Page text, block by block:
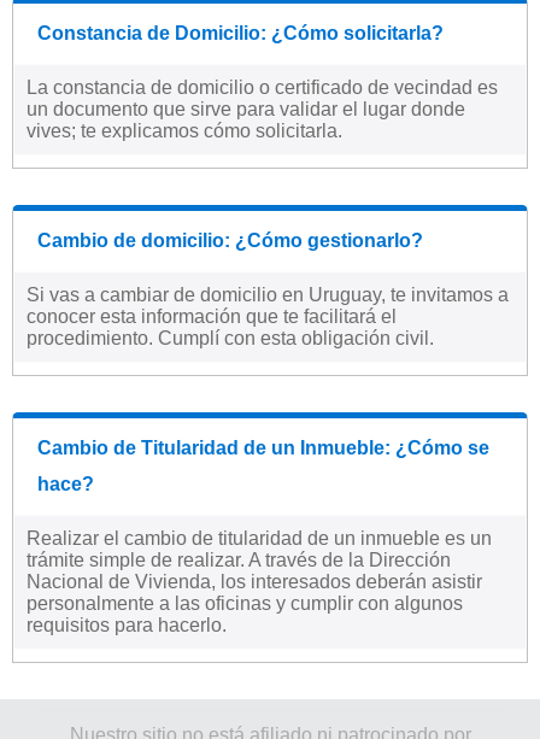
Constancia de Domicilio: ¿Cómo solicitarla?
La constancia de domicilio o certificado de vecindad es
un documento que sirve para validar el lugar donde
vives; te explicamos cómo solicitarla.
Cambio de domicilio: ¿Cómo gestionarlo?
Si vas a cambiar de domicilio en Uruguay, te invitamos a
conocer esta información que te facilitará el
procedimiento. Cumplí con esta obligación civil.
Cambio de Titularidad de un Inmueble: ¿Cómo se
hace?
Realizar el cambio de titularidad de un inmueble es un
trámite simple de realizar. A través de la Dirección
Nacional de Vivienda, los interesados deberán asistir
personalmente a las oficinas y cumplir con algunos
requisitos para hacerlo.
Nuestro sitio no está afiliado ni patrocinado por